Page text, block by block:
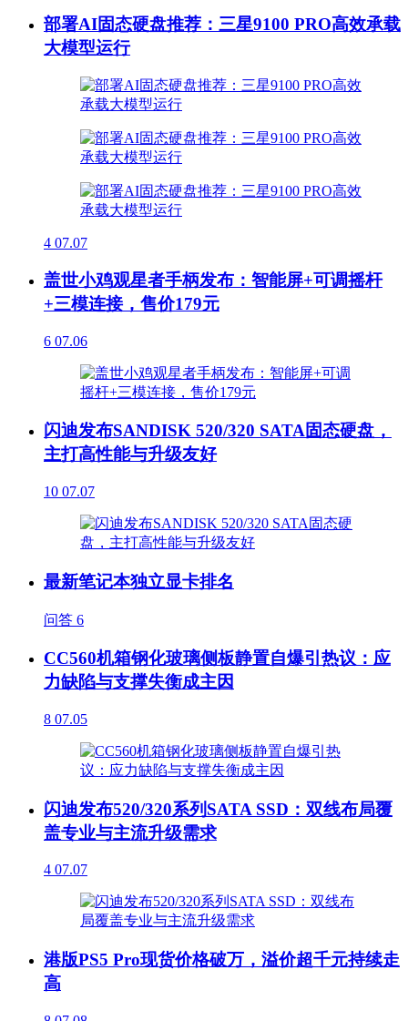
部署AI固态硬盘推荐：三星9100 PRO高效承载
大模型运行
4 07.07
盖世小鸡观星者手柄发布：智能屏+可调摇杆
+三模连接，售价179元
6 07.06
闪迪发布SANDISK 520/320 SATA固态硬盘，
主打高性能与升级友好
10 07.07
最新笔记本独立显卡排名
问答 6
CC560机箱钢化玻璃侧板静置自爆引热议：应
力缺陷与支撑失衡成主因
8 07.05
闪迪发布520/320系列SATA SSD：双线布局覆
盖专业与主流升级需求
4 07.07
港版PS5 Pro现货价格破万，溢价超千元持续走
高